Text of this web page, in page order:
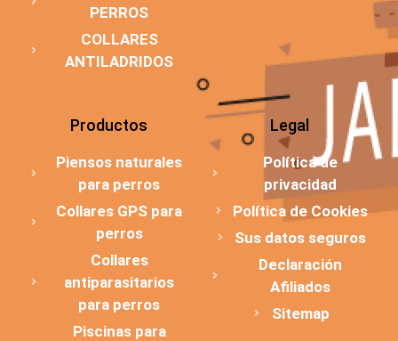
PERROS
COLLARES
ANTILADRIDOS
Productos
Piensos naturales
para perros
Collares GPS para
perros
Collares
antiparasitarios
para perros
Piscinas para
Legal
Política de
privacidad
Política de Cookies
Sus datos seguros
Declaración
Afiliados
Sitemap